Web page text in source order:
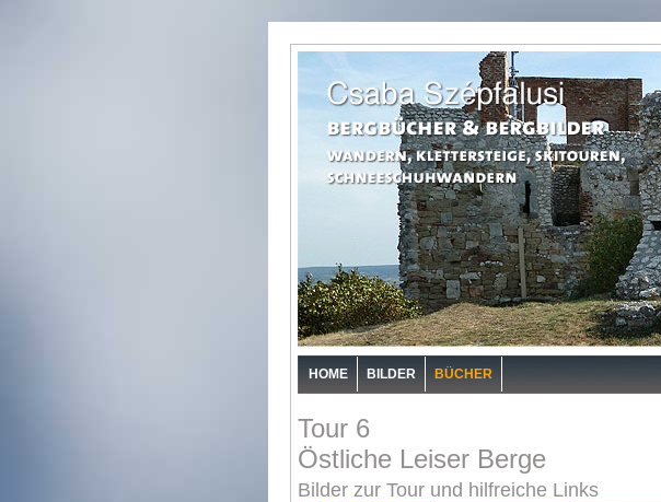
HOME BILDER BÜCHER
Tour 6
Östliche Leiser Berge
Bilder zur Tour und hilfreiche Links